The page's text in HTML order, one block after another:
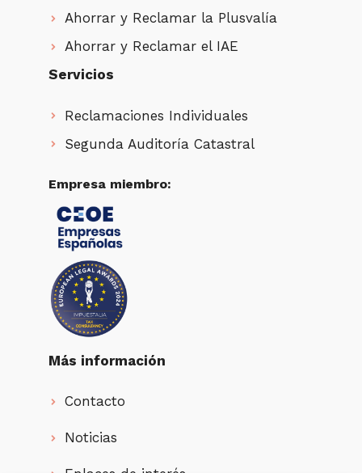
Ahorrar y Reclamar la Plusvalía
Ahorrar y Reclamar el IAE
Servicios
Reclamaciones Individuales
Segunda Auditoría Catastral
Empresa miembro:
Más información
Contacto
Noticias